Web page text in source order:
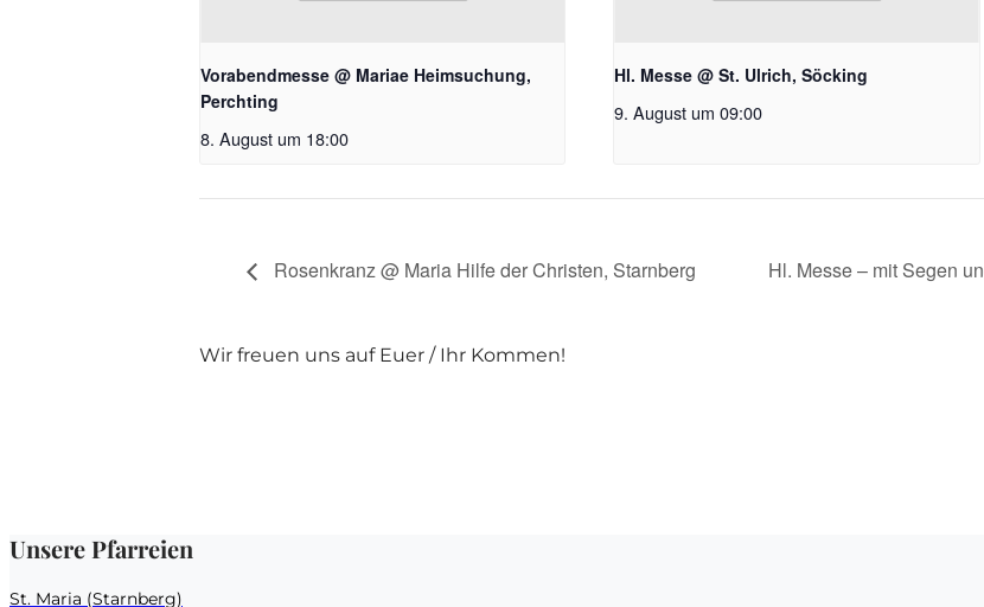
Vorabendmesse @ Mariae Heimsuchung,
Perchting
8. August um 18:00
Hl. Messe @ St. Ulrich, Söcking
9. August um 09:00
Rosenkranz @ Maria Hilfe der Christen, Starnberg Hl. Messe – mit Segen
Wir freuen uns auf Euer / Ihr Kommen!
Unsere Pfarreien
St. Maria (Starnberg)